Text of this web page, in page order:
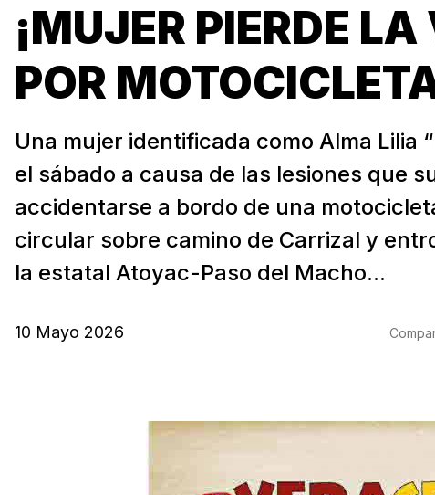
¡MUJER PIERDE
POR
Una mujer identificada como Alma Lilia
el sábado a causa de las lesiones que
accidentarse a bordo de una
circular sobre camino de Carrizal y
la estatal Atoyac-Paso del Macho...
10 Mayo 2026